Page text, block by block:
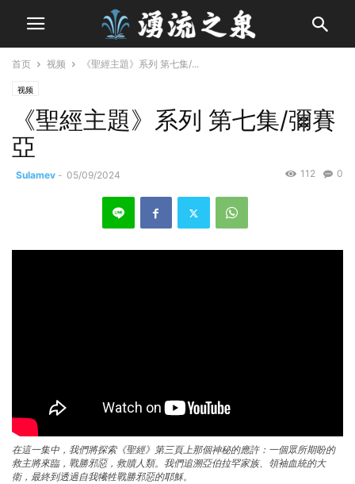
首页 视频 《聖經主題》系列 第七集/...
视频
《聖經主題》系列 第七集/彌賽
亞
Sulamev - 05/09/2024 0
112
在這一集中，我們將探索《聖經》第三頁上那個神秘的應許：一個眾所期盼的
救主將來臨，戰勝邪惡，救贖人類。我們追溯亞伯拉罕家族、領袖血統的大
衛，最終到透過自我犧牲戰勝邪惡的耶穌。